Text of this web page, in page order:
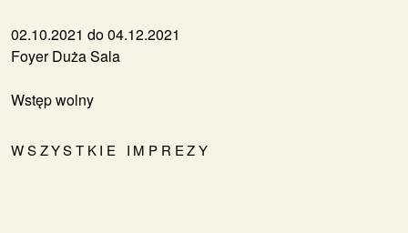
02.10.2021 do 04.12.2021
Foyer Duża Sala
Wstęp wolny
WSZYSTKIE IMPREZY